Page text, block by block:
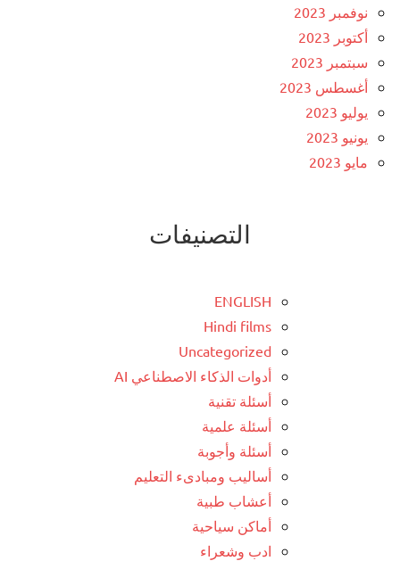
نوفمبر 2023
أكتوبر 2023
سبتمبر 2023
أغسطس 2023
يوليو 2023
يونيو 2023
مايو 2023
التصنيفات
ENGLISH
Hindi films
Uncategorized
أدوات الذكاء الاصطناعي AI
أسئلة تقنية
أسئلة علمية
أسئلة وأجوبة
أساليب ومبادىء التعليم
أعشاب طبية
أماكن سياحية
ادب وشعراء